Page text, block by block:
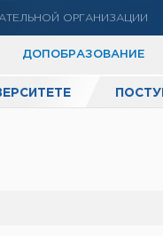
ОРГАНИЗАЦИИ
ДОПОБРАЗОВАНИЕ